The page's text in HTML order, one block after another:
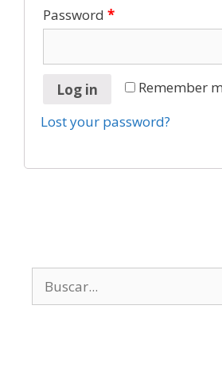
Password *
Remember
Log in
Lost your password?